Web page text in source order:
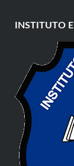
INSTITUTO